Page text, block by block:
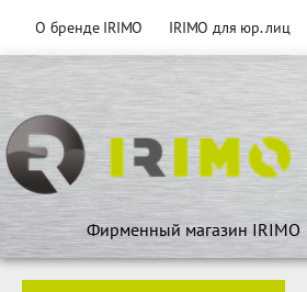
О бренде IRIMO IRIMO для юр. лиц
Фирменный магазин IRIMO